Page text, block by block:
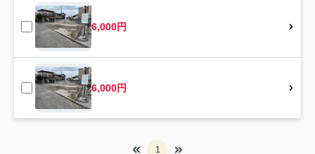
6,000円
6,000円
1